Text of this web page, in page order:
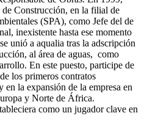
Construcción, en la filial de
(SPA), como Jefe del de
inexistente hasta ese momento
unió a aqualia tras la adscripción
al área de aguas, como
En este puesto, participe de
los primeros contratos
la expansión de la empresa en
y Norte de África.
como un jugador clave en